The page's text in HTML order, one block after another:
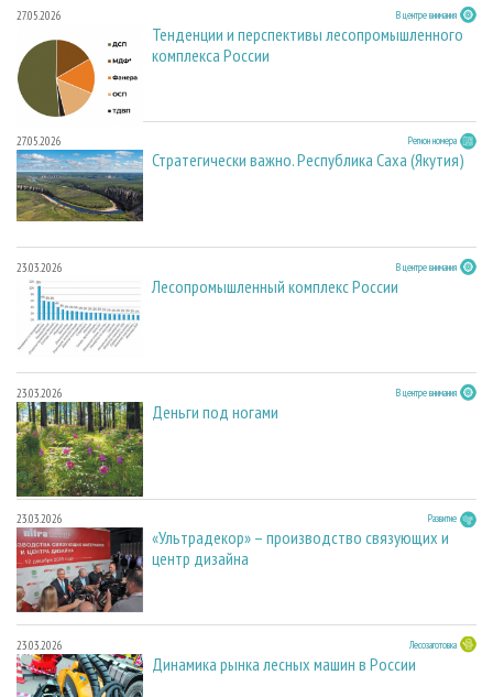
27.05.2026 В центре внимания
Тенденции и перспективы лесопромышленного
комплекса России
27.05.2026 Регион номера
Стратегически важно. Республика Саха (Якутия)
23.03.2026 В центре внимания
Лесопромышленный комплекс России
23.03.2026 В центре внимания
Деньги под ногами
23.03.2026 Развитие
«Ультрадекор» – производство связующих и
центр дизайна
23.03.2026 Лесозаготовка
Динамика рынка лесных машин в России